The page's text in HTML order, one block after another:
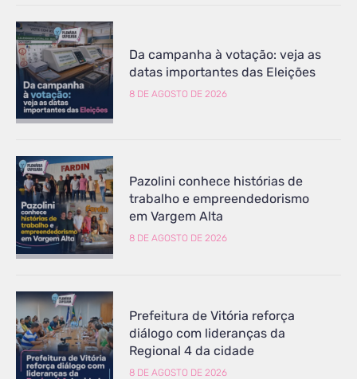
Da campanha à votação: veja as
datas importantes das Eleições
8 DE AGOSTO DE 2026
Pazolini conhece histórias de
trabalho e empreendedorismo
em Vargem Alta
8 DE AGOSTO DE 2026
Prefeitura de Vitória reforça
diálogo com lideranças da
Regional 4 da cidade
8 DE AGOSTO DE 2026